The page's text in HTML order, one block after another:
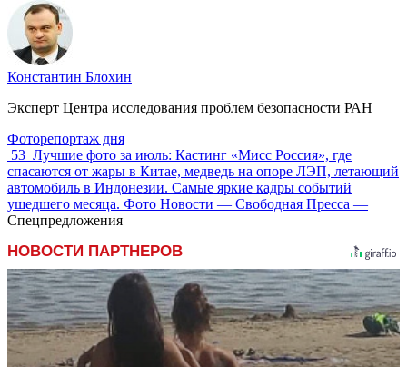
Константин Блохин
Эксперт Центра исследования проблем безопасности РАН
Фоторепортаж дня
53 Лучшие фото за июль: Кастинг «Мисс Россия», где
спасаются от жары в Китае, медведь на опоре ЛЭП, летающий
автомобиль в Индонезии. Самые яркие кадры событий
ушедшего месяца. Фото Новости — Свободная Пресса —
Спецпредложения
НОВОСТИ ПАРТНЕРОВ